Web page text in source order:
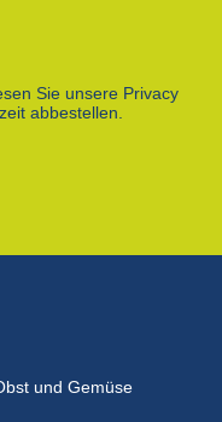
Sie unsere Privacy
abbestellen.
und Gemüse